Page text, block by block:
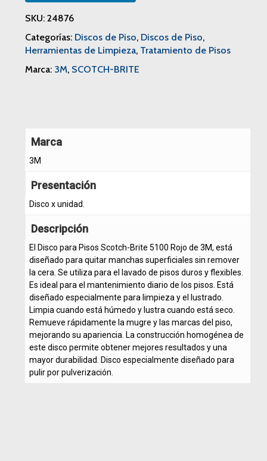
SKU: 24876
Categorías: Discos de Piso, Discos de Piso,
Herramientas de Limpieza, Tratamiento de Pisos
Marca: 3M, SCOTCH-BRITE
Marca
3M
Presentación
Disco x unidad.
Descripción
El Disco para Pisos Scotch-Brite 5100 Rojo de 3M, está
diseñado para quitar manchas superficiales sin remover
la cera. Se utiliza para el lavado de pisos duros y flexibles.
Es ideal para el mantenimiento diario de los pisos. Está
diseñado especialmente para limpieza y el lustrado.
Limpia cuando está húmedo y lustra cuando está seco.
Remueve rápidamente la mugre y las marcas del piso,
mejorando su apariencia. La construcción homogénea de
este disco permite obtener mejores resultados y una
mayor durabilidad. Disco especialmente diseñado para
pulir por pulverización.